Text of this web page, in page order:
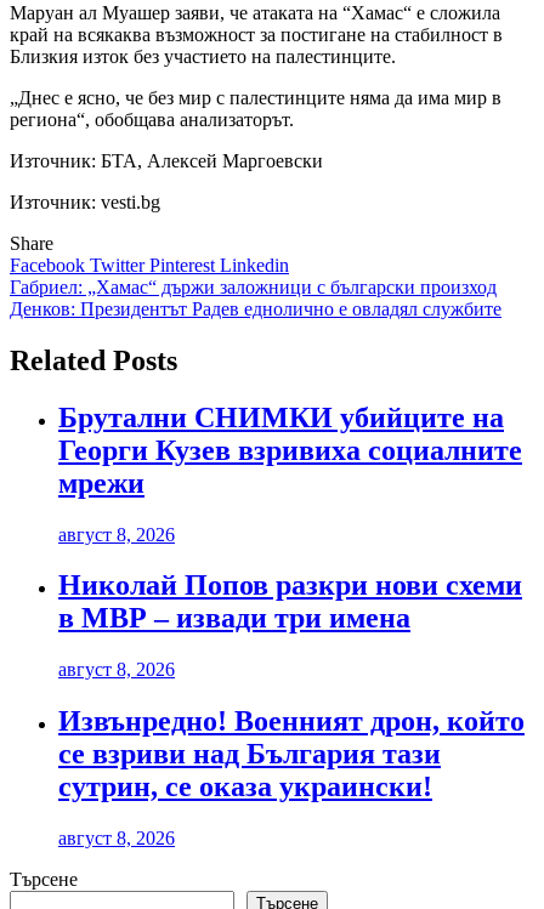
Маруан ал Муашер заяви, че атаката на “Хамас“ е сложила
край на всякаква възможност за постигане на стабилност в
Близкия изток без участието на палестинците.
„Днес е ясно, че без мир с палестинците няма да има мир в
региона“, обобщава анализаторът.
Източник: БТА, Алексей Маргоевски
Източник: vesti.bg
Share
Facebook TwitterPinterest Linkedin
Навигация
Габриел: „Хамас“ държи заложници с български произход
Денков: Президентът Радев еднолично е овладял службите
Related Posts
Брутални СНИМКИ убийците на
Георги Кузев взривиха социалните
мрежи
август 8, 2026
Николай Попов разкри нови схеми
в МВР – извади три имена
август 8, 2026
Извънредно! Военният дрон, който
се взриви над България тази
сутрин, се оказа украински!
август 8, 2026
Търсене
Търсене